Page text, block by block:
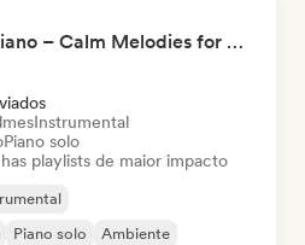
Emotional Piano – Calm Melodies for Focus, Read & Study
Instrumental
Piano solo
playlists de maior impacto
Piano solo Ambiente